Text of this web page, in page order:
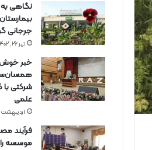
نگاهی
جرجانی
تیر ۲۶, ۱۴۰۲
خبر خوش
شرکتی با
علمی
اردیبهشت ۱۹, ۱۴۰۳
فرآیند
موسسه